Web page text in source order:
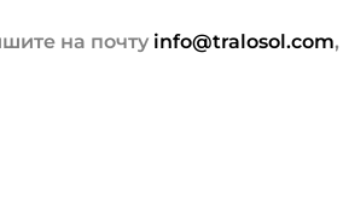
на почту info@tralosol.com